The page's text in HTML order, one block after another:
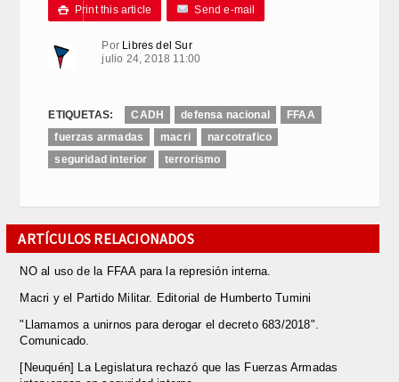
 Print this article Send e-mail
Por Libres del Sur
julio 24, 2018 11:00
ETIQUETAS: CADH defensa nacional
FFAA
fuerzas armadas
macri
narcotrafico
seguridad interior
terrorismo
ARTÍCULOS RELACIONADOS
NO al uso de la FFAA para la represión interna.
Macri y el Partido Militar. Editorial de Humberto Tumini
"Llamamos a unirnos para derogar el decreto 683/2018".
Comunicado.
[Neuquén] La Legislatura rechazó que las Fuerzas Armadas